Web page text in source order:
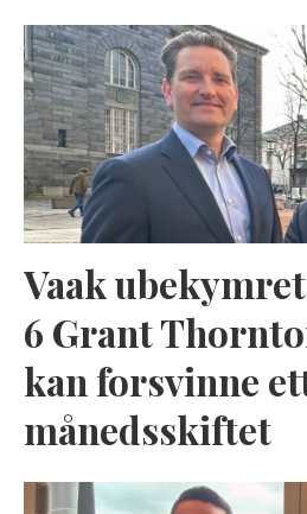
Vaak
6 Grant
kan forsvinne
månedsskiftet